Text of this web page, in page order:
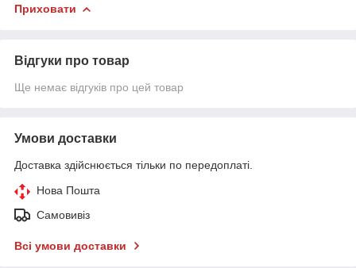
Приховати
Відгуки про товар
Ще немає відгуків про цей товар
Умови доставки
Доставка здійснюється тільки по передоплаті.
Нова Пошта
Самовивіз
Всі умови доставки